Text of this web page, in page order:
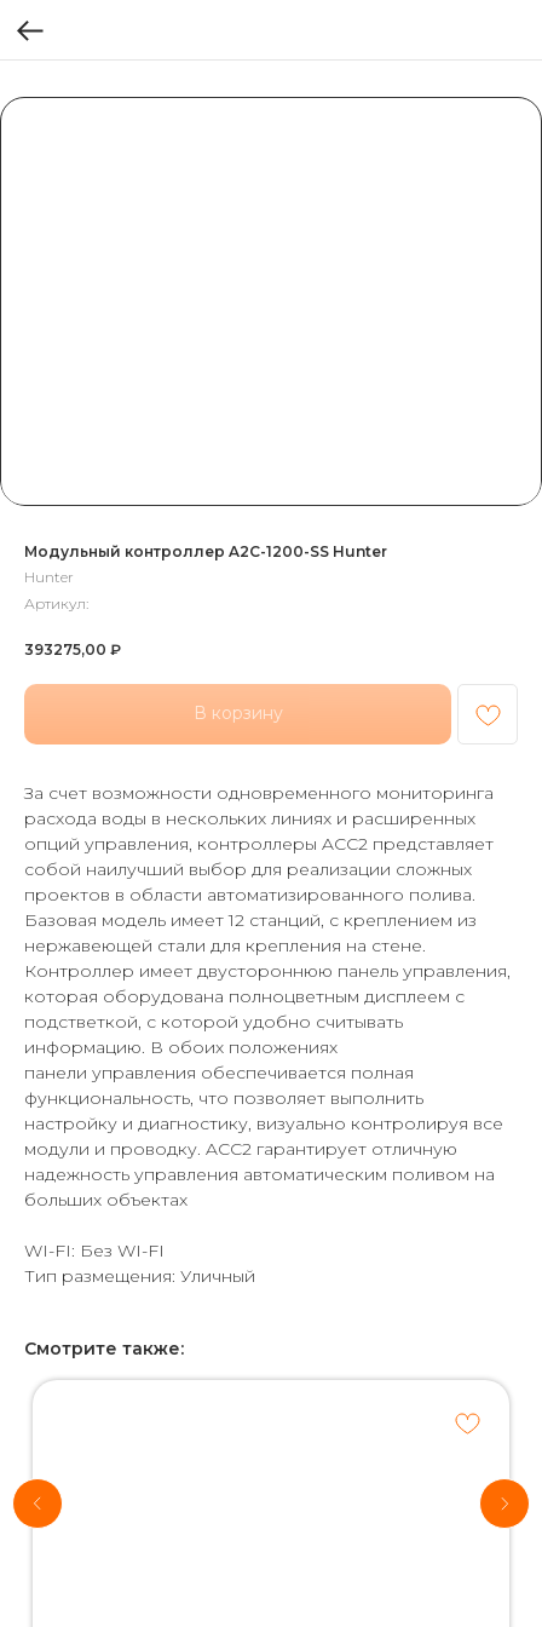
Модульный контроллер A2C-1200-SS Hunter
Hunter
Артикул:
393275,00 ₽
В корзину
За счет возможности одновременного мониторинга
расхода воды в нескольких линиях и расширенных
опций управления, контроллеры ACC2 представляет
собой наилучший выбор для реализации сложных
проектов в области автоматизированного полива.
Базовая модель имеет 12 станций, с креплением из
нержавеющей стали для крепления на стене.
Контроллер имеет двустороннюю панель управления,
которая оборудована полноцветным дисплеем с
подстветкой, с которой удобно считывать
информацию. В обоих положениях
панели управления обеспечивается полная
функциональность, что позволяет выполнить
настройку и диагностику, визуально контролируя все
модули и проводку. ACC2 гарантирует отличную
надежность управления автоматическим поливом на
больших объектах
WI-FI: Без WI-FI
Тип размещения: Уличный
Смотрите также:
Хотитерассчитать
стоимость
*Используются
собственные
интеллектуальные